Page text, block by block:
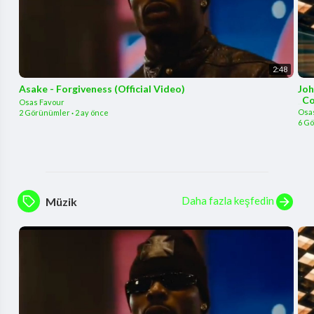
2:48
Asake - Forgiveness (Official Video)
Osas Favour
2 Görünümler· 2 ay önce
6
Müzik Daha fazla keşfedin